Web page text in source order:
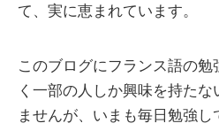
て、実に恵まれています。
このブログにフランス語の
く一部の人しか興味を持た
ませんが、いまも毎日勉強し